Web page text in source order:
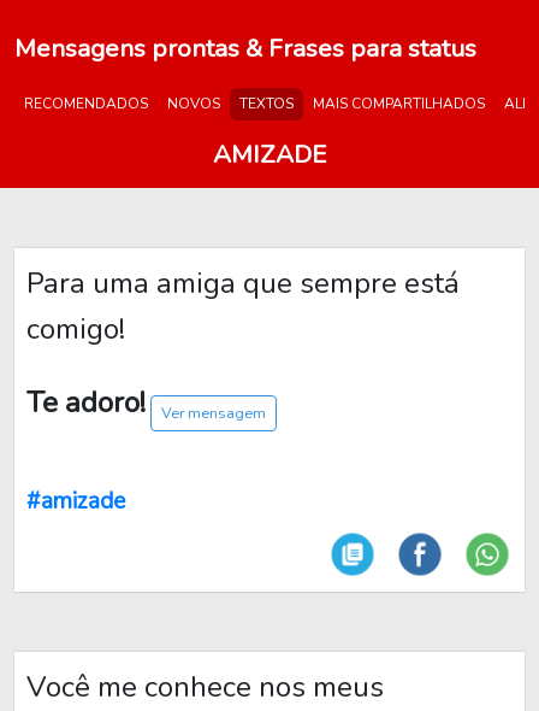
Mensagens prontas & Frases para status
RECOMENDADOS NOVOS TEXTOS MAIS COMPARTILHADOS
AMIZADE
Para uma amiga que sempre está
comigo!
Te adoro!
Ver mensagem
#amizade
Você me conhece nos meus